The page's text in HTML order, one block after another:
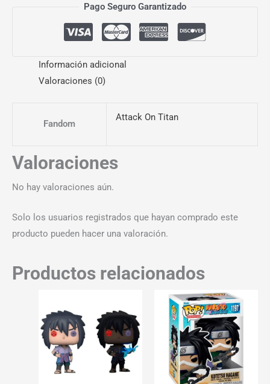
Pago Seguro Garantizado
Información adicional
Valoraciones (0)
Fandom
Attack On Titan
Valoraciones
No hay valoraciones aún.
Solo los usuarios registrados que hayan comprado este
producto pueden hacer una valoración.
Productos relacionados